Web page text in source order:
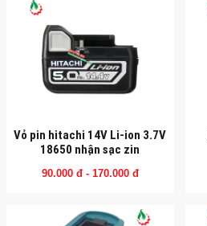
Vỏ pin hitachi 14V Li-ion 3.7V
18650 nhận sạc zin
90.000 đ - 170.000 đ